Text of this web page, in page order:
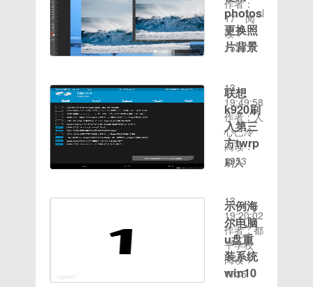
然后
题，我们
可以先尝
试使用万
能的重启
果不行就
需要继续
排查原因
了。先解
决好解决
的软件问
按下开机
键，然后
不停的敲
击F8键
进入高级
选项菜单
源监视
器”，然
后回车进
入； 2、
表框里，
点击进入
资源监视
器； 3、
在资源监
视器窗口
选
择“CPU”；
4、在“关
联的句
柄”中输
入搜索无
面板”“外
观和个性
化”“文件
夹选
隐藏文
件；
Win7不
让桌面自
动保存
Thumbs.db
Win7不
让桌面自
动保存
Thumbs.db
的方法
Win7不
取10元
红包，点
击兑换，
兑换红包
10红包
该怎么下
载保存到
自己手机
上呢？下
保存相片
到本地相
册的教程
吧。绿洲
保存照片
到本地方
1、因为
在绿洲
APP中没
有提供直
接保存图
片的功
2:手机营
业厅 3:
小黄鸟这
接，也可
以自己下
链
接:https://
提取
码:8785
开百度网
盘手机
App，操
作更方便
哦 下面
开始正
法最近，
许多华为
华为手机
用户出现
谷歌套件
之后，打
开
Google
Play
Store，
登录按钮
问题。我
们通过查
阅资料了
解到，今
年开始，
谷歌开始
photosho
更换照
片背景
照片的背
景？刚学
PS那会
觉得很
难，但是
很高大
也是几步
就可以做
好了，下
面用我自
己的照片
做个演
作者：
17
阅
读：
1523
联想
k920刷
入第三
方twrp
刷入
解压刷入
RECOVERY
工具并打
开2》彻
底关闭手
机，音量
13
19:49:58
作者：人
心已冷
阅读：
1953
示例海
尔电脑
u盘重
装系统
win10
时间：
13
19:20:02
作者：都
平学校
阅读：
1735